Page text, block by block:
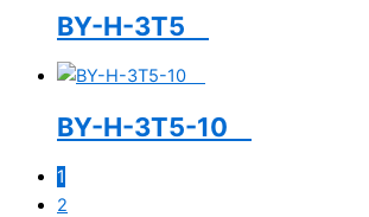
BY-H-3T5
BY-H-3T5-10
1
2